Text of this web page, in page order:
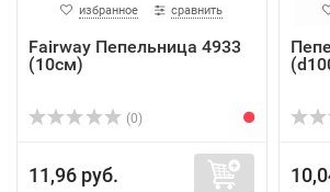
избранное сравнить
Fairway Пепельница 4933
(10см)
(0)
11,96 руб.